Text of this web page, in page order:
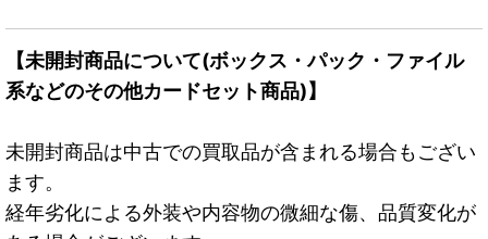
【未開封商品について(ボックス・パック・ファイル
系などのその他カードセット商品)】
未開封商品は中古での買取品が含まれる場合もござい
ます。
経年劣化による外装や内容物の微細な傷、品質変化が